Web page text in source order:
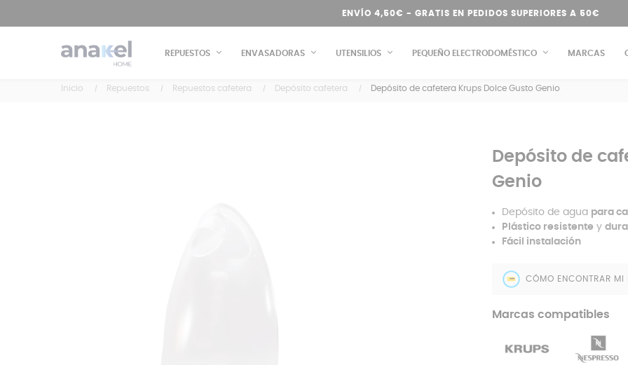
ENVÍO 4,50€ - GRATIS EN PEDIDOS SUPERIORES A 50€
REPUESTOS ENVASADORAS UTENSILIOS PEQUEÑO ELECTRODOMÉSTICO MARCAS
Inicio Repuestos Repuestos cafetera Depósito cafetera Depósito de cafetera Krups Dolce Gusto Genio
Depósito de
Genio
Depósito de agua para
Plástico resistente y
Fácil instalación
CÓMO ENCONTRAR MI
Marcas compatibles